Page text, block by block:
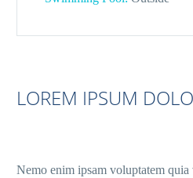
LOREM IPSUM
Nemo enim ipsam voluptatem quia